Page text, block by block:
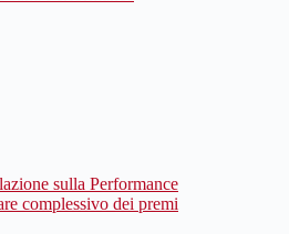
sulla Performance
complessivo dei premi